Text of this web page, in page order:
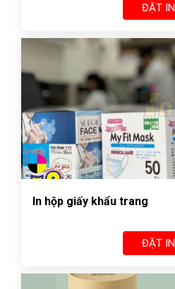
ĐẶT IN
In hộp giấy khẩu trang
ĐẶT IN